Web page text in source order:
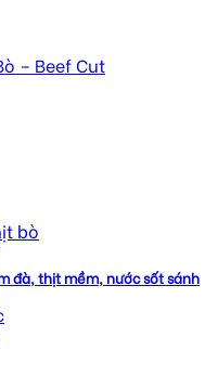
– Beef Cut
bò
đà, thịt mềm, nước sốt sánh